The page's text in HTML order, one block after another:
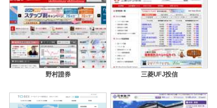
野村證券 三菱UFJ投信